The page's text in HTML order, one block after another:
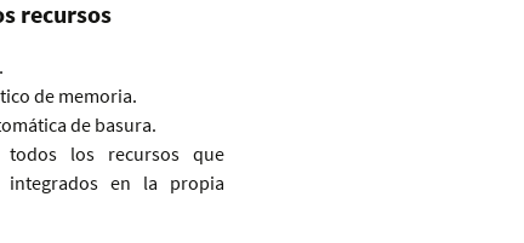
recursos
de memoria.
de basura.
todos los recursos que
integrados en la propia